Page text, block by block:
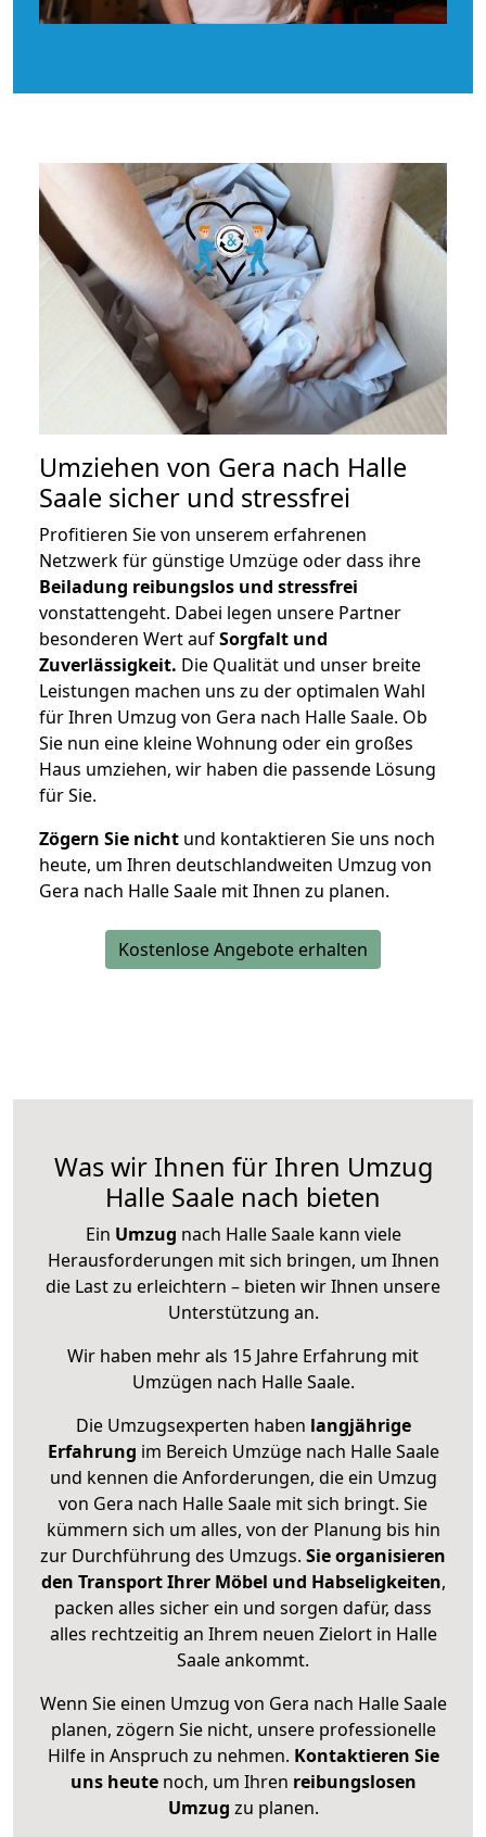
Umziehen von Gera nach Halle
Saale sicher und stressfrei
Profitieren Sie von unserem erfahrenen
Netzwerk für günstige Umzüge oder dass ihre
Beiladung reibungslos und stressfrei
vonstattengeht. Dabei legen unsere Partner
besonderen Wert aufSorgfalt und
Zuverlässigkeit. Die Qualität und unser breite
Leistungen machen uns zu der optimalen Wahl
für Ihren Umzug von Gera nach Halle Saale. Ob
Sie nun eine kleine Wohnung oder ein großes
Haus umziehen, wir haben die passende Lösung
für Sie.
Zögern Sie nicht und kontaktieren Sie uns noch
heute, um Ihren deutschlandweiten Umzug von
Gera nach Halle Saale mit Ihnen zu planen.
Kostenlose Angebote erhalten
Was wir Ihnen für Ihren Umzug
Halle Saale nach bieten
Ein Umzug nach Halle Saale kann viele
Herausforderungen mit sich bringen, um Ihnen
die Last zu erleichtern – bieten wir Ihnen unsere
Unterstützung an.
Wir haben mehr als 15 Jahre Erfahrung mit
Umzügen nach Halle Saale.
Die Umzugsexperten haben langjährige
Erfahrung im Bereich Umzüge nach Halle Saale
und kennen die Anforderungen, die ein Umzug
von Gera nach Halle Saale mit sich bringt. Sie
kümmern sich um alles, von der Planung bis hin
zur Durchführung des Umzugs. Sie organisieren
den Transport Ihrer Möbel und Habseligkeiten,
packen alles sicher ein und sorgen dafür, dass
alles rechtzeitig an Ihrem neuen Zielort in Halle
Saale ankommt.
Wenn Sie einen Umzug von Gera nach Halle Saale
planen, zögern Sie nicht, unsere professionelle
Hilfe in Anspruch zu nehmen. Kontaktieren Sie
uns heutenoch, um Ihren reibungslosen
Umzug zu planen.